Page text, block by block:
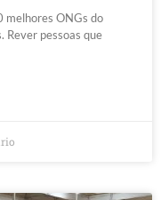
melhores ONGs do
Rever pessoas que